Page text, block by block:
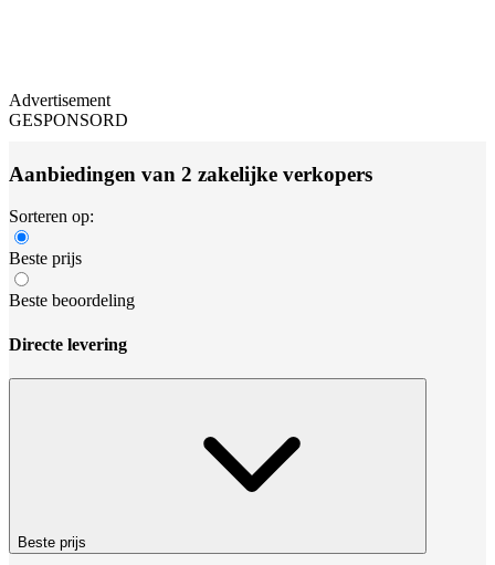
Advertisement
GESPONSORD
Aanbiedingen van 2 zakelijke verkopers
Sorteren op:
Beste prijs
Beste beoordeling
Directe levering
Beste prijs